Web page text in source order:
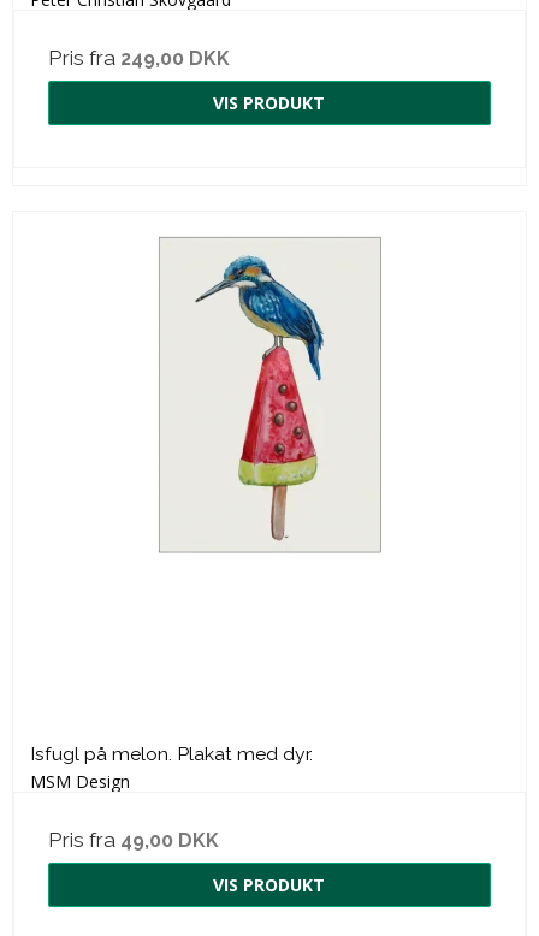
Pris fra 249,00 DKK
VIS PRODUKT
Isfugl på melon. Plakat med dyr.
MSM Design
Pris fra 49,00 DKK
VIS PRODUKT